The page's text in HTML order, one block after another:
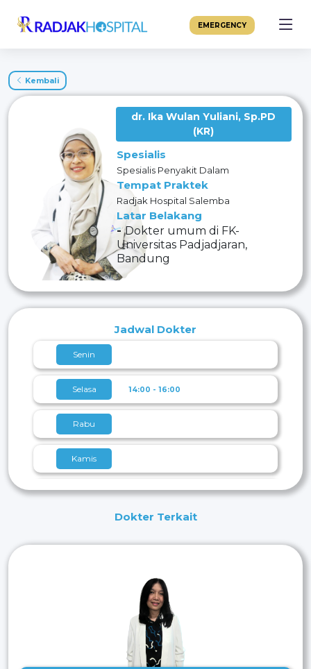
EMERGENCY
Kembali
dr. Ika Wulan Yuliani, Sp.PD
(KR)
Spesialis
Spesialis Penyakit Dalam
Tempat Praktek
Radjak Hospital Salemba
Latar Belakang
-Dokter umum di FK-
Universitas Padjadjaran,
Bandung
- Dokter Spesialis dan Sub
Spesialis di FK- Universitas
Indonesia, Jakarta
Jadwal Dokter
Senin
Selasa 14:00 - 16:00
Rabu
Kamis
Jumat 10:00 - 12:00
Dokter Terkait